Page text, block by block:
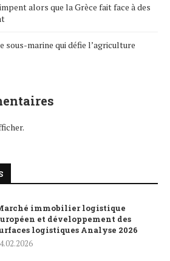
alors que la Grèce fait face à des
sous-marine qui défie l’agriculture
immobilier logistique
et développement des
logistiques Analyse 2026